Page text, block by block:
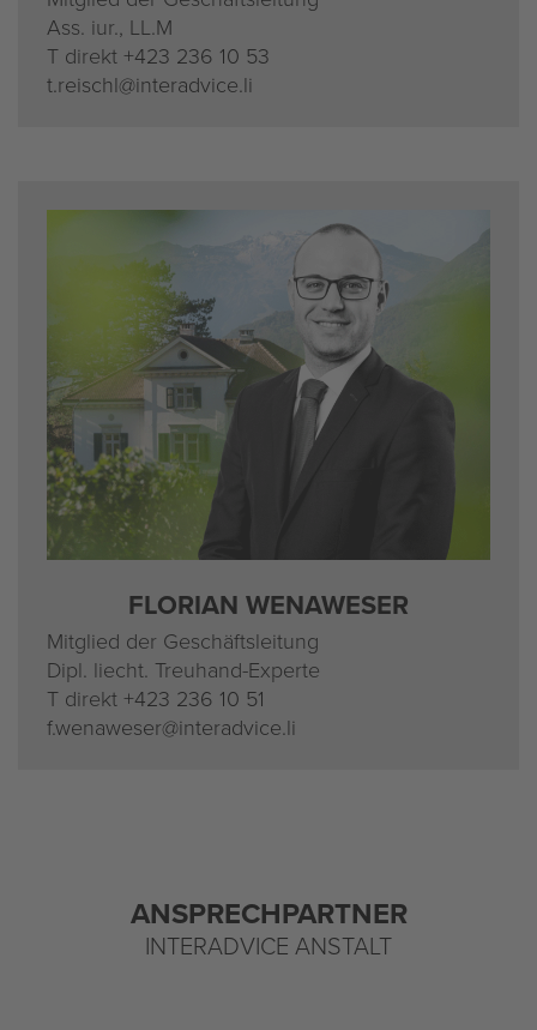
Ass. iur., LL.M
T di­rekt +423 236 10 53
t.​reischl@​interadvice.​li
FLO­RI­AN WEN­AWE­SER
Mit­glied der Ge­schäfts­lei­tung
Dipl. liecht. Treu­hand-Ex­per­te
T di­rekt +423 236 10 51
f.​wenaweser@​interadvice.​li
AN­SPRECH­PART­NER
IN­TERAD­VICE AN­STALT